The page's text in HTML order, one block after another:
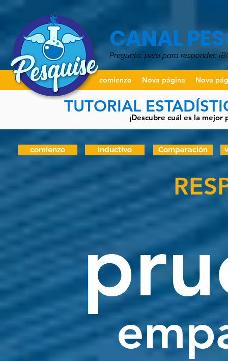
CANAL
Pregunta, pero para responder:
comienzo Nova página Nova
TUTORIAL
¡Descubre cuál es la
comienzo inductivo Comparación